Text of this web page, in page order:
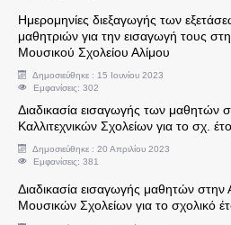
Άδειες
Συντάξεις
Αξιολόγηση -
Κρατικό Πιστοποιητικό
Απόδοση Β' Ειδικότητας
Ημερομηνίες διεξαγωγής των
μαθητριών για την εισαγωγή τους
Μουσικού Σχολείου Αλίμου
Δημοσιεύθηκε : 15 Ιουνίου 2023
Εμφανίσεις: 302
Διαδικασία εισαγωγής των μαθητών
Καλλιτεχνικών Σχολείων για το σχ.
Δημοσιεύθηκε : 20 Απριλίου 2023
Εμφανίσεις: 381
Διαδικασία εισαγωγής μαθητών
Μουσικών Σχολείων για το σχολικό